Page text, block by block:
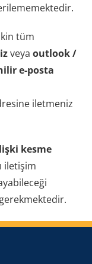
tüm
veya outlook /
e-posta
iletmeniz
kesme
iletişim